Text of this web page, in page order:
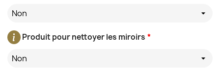
Non
*
Produit pour nettoyer les miroirs
Non